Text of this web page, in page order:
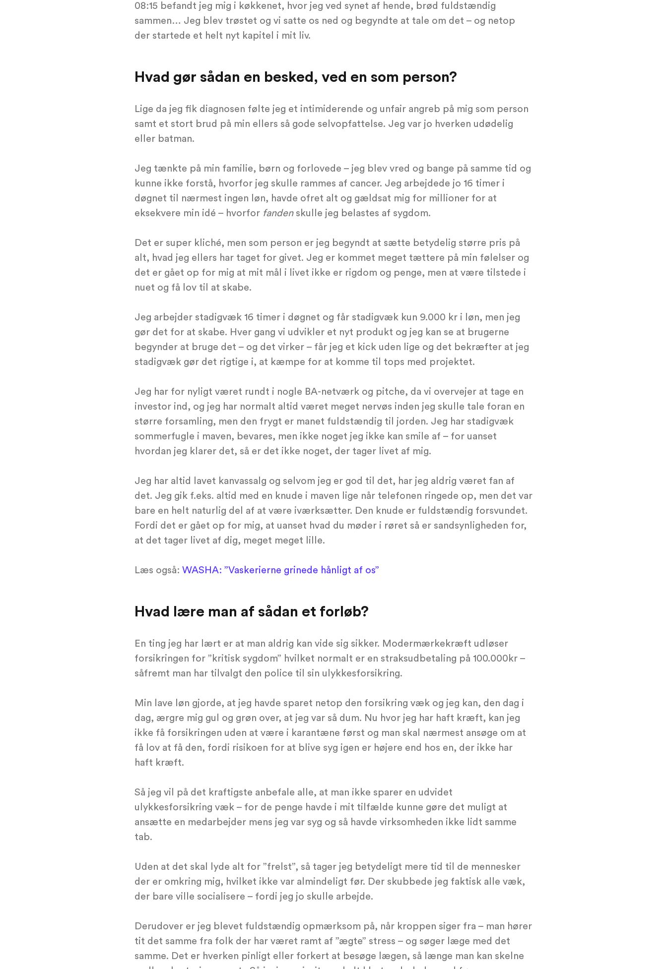
08:15 befandt jeg mig i køkkenet, hvor jeg ved synet af hende, brød fuldstændig
sammen… Jeg blev trøstet og vi satte os ned og begyndte at tale om det – og netop
der startede et helt nyt kapitel i mit liv.
Hvad gør sådan en besked, ved en som person?
Lige da jeg fik diagnosen følte jeg et intimiderende og unfair angreb på mig som person
samt et stort brud på min ellers så gode selvopfattelse. Jeg var jo hverken udødelig
eller batman.
Jeg tænkte på min familie, børn og forlovede – jeg blev vred og bange på samme tid og
kunne ikke forstå, hvorfor jeg skulle rammes af cancer. Jeg arbejdede jo 16 timer i
døgnet til nærmest ingen løn, havde ofret alt og gældsat mig for millioner for at
eksekvere min idé – hvorfor fanden skulle jeg belastes af sygdom.
Det er super kliché, men som person er jeg begyndt at sætte betydelig større pris på
alt, hvad jeg ellers har taget for givet. Jeg er kommet meget tættere på min følelser og
det er gået op for mig at mit mål i livet ikke er rigdom og penge, men at være tilstede i
nuet og få lov til at skabe.
Jeg arbejder stadigvæk 16 timer i døgnet og får stadigvæk kun 9.000 kr i løn, men jeg
gør det for at skabe. Hver gang vi udvikler et nyt produkt og jeg kan se at brugerne
begynder at bruge det – og det virker – får jeg et kick uden lige og det bekræfter at jeg
stadigvæk gør det rigtige i, at kæmpe for at komme til tops med projektet.
Jeg har for nyligt været rundt i nogle BA-netværk og pitche, da vi overvejer at tage en
investor ind, og jeg har normalt altid været meget nervøs inden jeg skulle tale foran en
større forsamling, men den frygt er manet fuldstændig til jorden. Jeg har stadigvæk
sommerfugle i maven, bevares, men ikke noget jeg ikke kan smile af – for uanset
hvordan jeg klarer det, så er det ikke noget, der tager livet af mig.
Jeg har altid lavet kanvassalg og selvom jeg er god til det, har jeg aldrig været fan af
det. Jeg gik f.eks. altid med en knude i maven lige når telefonen ringede op, men det var
bare en helt naturlig del af at være iværksætter. Den knude er fuldstændig forsvundet.
Fordi det er gået op for mig, at uanset hvad du møder i røret så er sandsynligheden for,
at det tager livet af dig, meget meget lille.
Læs også: WASHA: ”Vaskerierne grinede hånligt af os”
Hvad lære man af sådan et forløb?
En ting jeg har lært er at man aldrig kan vide sig sikker. Modermærkekræft udløser
forsikringen for ”kritisk sygdom” hvilket normalt er en straksudbetaling på 100.000kr –
såfremt man har tilvalgt den police til sin ulykkesforsikring.
Min lave løn gjorde, at jeg havde sparet netop den forsikring væk og jeg kan, den dag i
dag, ærgre mig gul og grøn over, at jeg var så dum. Nu hvor jeg har haft kræft, kan jeg
ikke få forsikringen uden at være i karantæne først og man skal nærmest ansøge om at
få lov at få den, fordi risikoen for at blive syg igen er højere end hos en, der ikke har
haft kræft.
Så jeg vil på det kraftigste anbefale alle, at man ikke sparer en udvidet
ulykkesforsikring væk – for de penge havde i mit tilfælde kunne gøre det muligt at
ansætte en medarbejder mens jeg var syg og så havde virksomheden ikke lidt samme
tab.
Uden at det skal lyde alt for ”frelst”, så tager jeg betydeligt mere tid til de mennesker
der er omkring mig, hvilket ikke var almindeligt før. Der skubbede jeg faktisk alle væk,
der bare ville socialisere – fordi jeg jo skulle arbejde.
Derudover er jeg blevet fuldstændig opmærksom på, når kroppen siger fra – man hører
tit det samme fra folk der har været ramt af ”ægte” stress – og søger læge med det
samme. Det er hverken pinligt eller forkert at besøge lægen, så længe man kan skelne